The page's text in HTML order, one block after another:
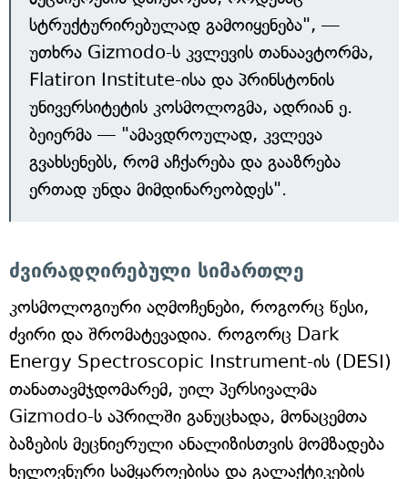
სტრუქტურირებულად გამოიყენება", —
უთხრა Gizmodo-ს კვლევის თანაავტორმა,
Flatiron Institute-ისა და პრინსტონის
უნივერსიტეტის კოსმოლოგმა, ადრიან ე.
ბეიერმა — "ამავდროულად, კვლევა
გვახსენებს, რომ აჩქარება და გააზრება
ერთად უნდა მიმდინარეობდეს".
ძვირადღირებული სიმართლე
კოსმოლოგიური აღმოჩენები, როგორც წესი,
ძვირი და შრომატევადია. როგორც Dark
Energy Spectroscopic Instrument-ის (DESI)
თანათავმჯდომარემ, უილ პერსივალმა
Gizmodo-ს აპრილში განუცხადა, მონაცემთა
ბაზების მეცნიერული ანალიზისთვის მომზადება
ხელოვნური სამყაროებისა და გალაქტიკების